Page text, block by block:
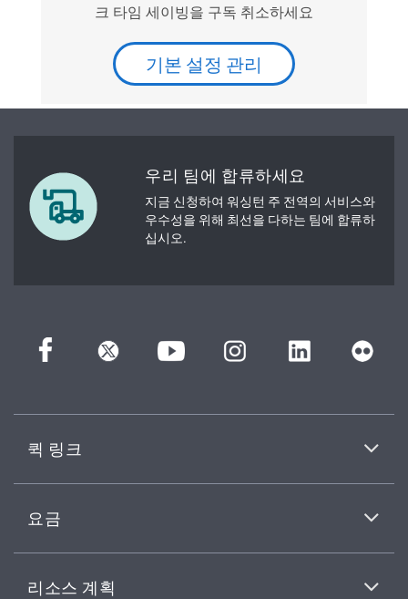
크 타임 세이빙을 구독 취소하세요
기본 설정 관리
우리 팀에 합류하세요
지금 신청하여 워싱턴 주 전역의 서비스와
우수성을 위해 최선을 다하는 팀에 합류하
십시오.
퀵 링크
요금
리소스 계획